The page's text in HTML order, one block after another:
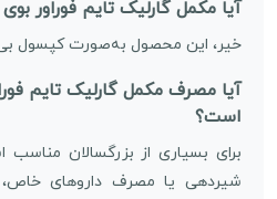
آیا مکمل گارلیک تایم فوراور
خیر، این محصول به‌صورت کپسول
آیا مصرف مکمل گارلیک تایم
است؟
برای بسیاری از بزرگسالان مناسب
شیردهی یا مصرف داروهای